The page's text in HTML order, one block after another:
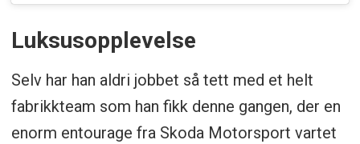
Luksusopplevelse
Selv har han aldri jobbet så tett med et helt
fabrikkteam som han fikk denne gangen, der en
enorm entourage fra Skoda Motorsport vartet